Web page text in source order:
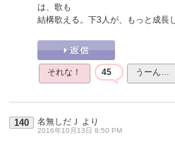
は、歌も
結構歌える。下3人が、もっと成長
それな！ 45 うーん…
140 名無しだＪ より
2016年10月13日 8:50 PM